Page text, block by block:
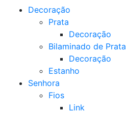
Decoração
Prata
Decoração
Bilaminado de Prata
Decoração
Estanho
Senhora
Fios
Link